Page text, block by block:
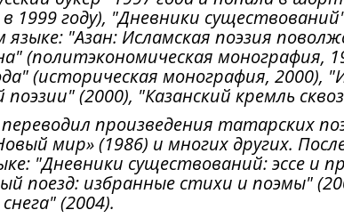
1999 году), "Дневники
языке: "Азан: Исламская поэзия
(политэкономическая монография,
(историческая монография, 2000),
(2000), "Казанский кремль
переводил произведения татарских
мир» (1986) и многих других.
"Дневники существований: эссе и
поезд: избранные стихи и поэмы"
(2004).